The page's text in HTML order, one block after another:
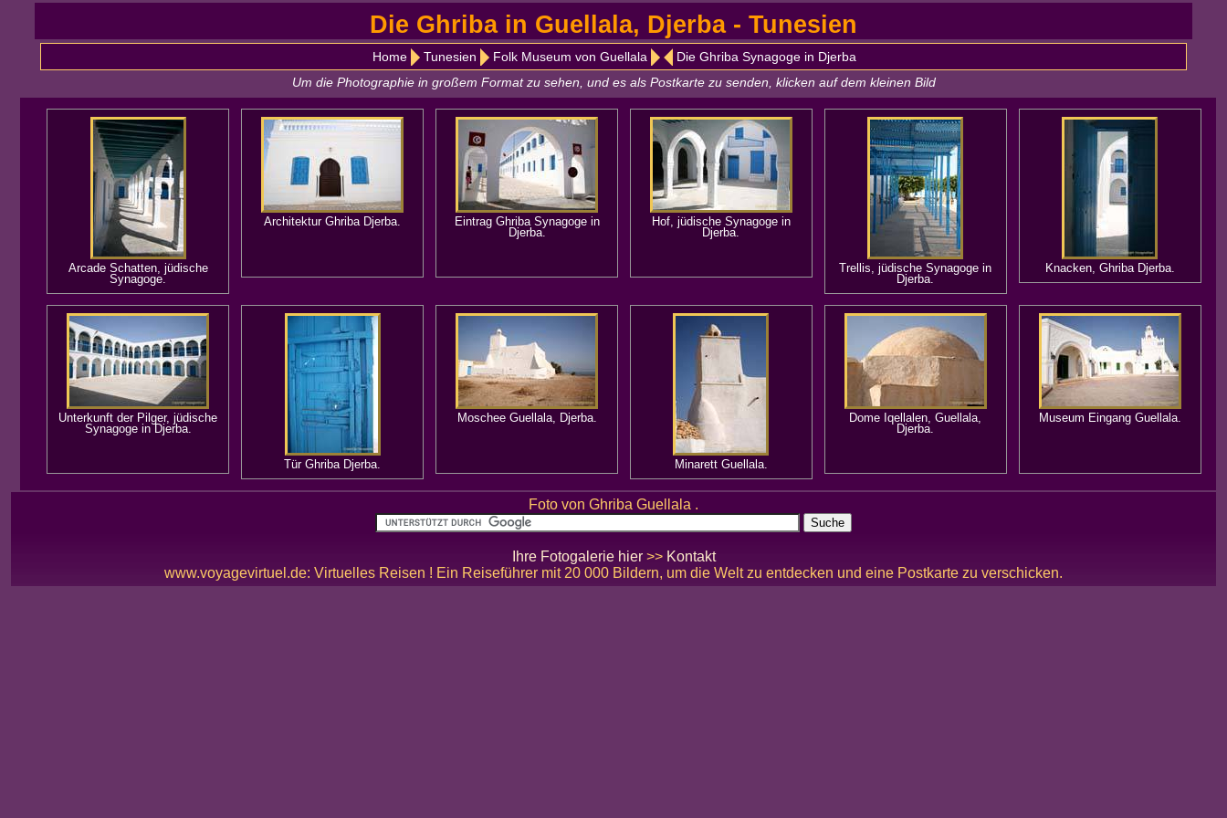
Die Ghriba in Guellala, Djerba - Tunesien
Home Tunesien Folk Museum von Guellala
Die Ghriba Synagoge in Djerba
Um die Photographie in großem Format zu sehen, und es als Postkarte zu senden, klicken auf dem kleinen Bild
Arcade Schatten, jüdische
Synagoge.
Architektur Ghriba Djerba.
Eintrag Ghriba Synagoge in
Djerba.
Hof, jüdische Synagoge in
Djerba.
Trellis, jüdische Synagoge in
Djerba.
Knacken, Ghriba Djerba.
Unterkunft der Pilger, jüdische
Synagoge in Djerba.
Tür Ghriba Djerba.
Moschee Guellala, Djerba.
Minarett Guellala.
Dome Iqellalen, Guellala,
Djerba.
Museum Eingang Guellala.
Foto von Ghriba Guellala .
Ihre Fotogalerie hier>> Kontakt
www.voyagevirtuel.de: Virtuelles Reisen ! Ein Reiseführer mit 20 000 Bildern, um die Welt zu entdecken und eine Postkarte zu verschicken.